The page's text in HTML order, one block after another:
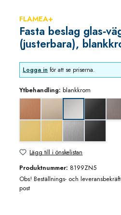
FLAMEA+
Fasta beslag
(justerbara),
Logga in för att se priserna.
Ytbehandling: blankkrom
Lägg till i önskelistan
Produktnummer: 8199ZN5
Obs! Beställnings- och
post